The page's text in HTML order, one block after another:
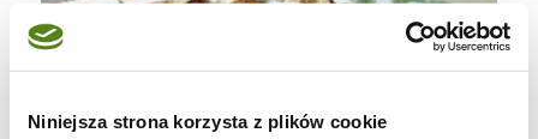
Niniejsza strona korzysta z plików cookie